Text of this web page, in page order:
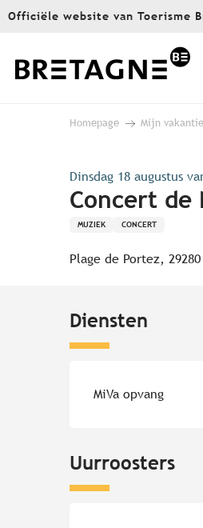
Aller
principal
Officiële website van Toerisme
Homepage Mijn
Dinsdag 18 augustus
Concert de
MUZIEK CONCERT
Plage de Portez,
Diensten
MiVa opvang
Uurroosters